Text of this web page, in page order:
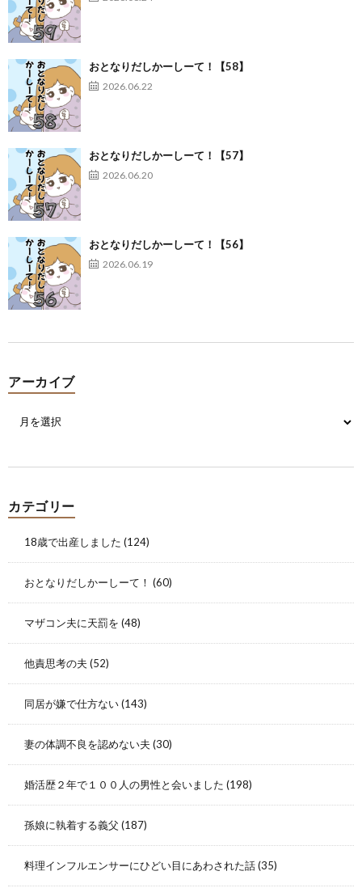
おとなりだしかーしーて！【58】
2026.06.22
おとなりだしかーしーて！【57】
2026.06.20
おとなりだしかーしーて！【56】
2026.06.19
アーカイブ
カテゴリー
18歳で出産しました (124)
おとなりだしかーしーて！ (60)
マザコン夫に天罰を (48)
他責思考の夫 (52)
同居が嫌で仕方ない(143)
妻の体調不良を認めない夫 (30)
婚活歴２年で１００人の男性と会いました (198)
孫娘に執着する義父 (187)
料理インフルエンサーにひどい目にあわされた話(35)